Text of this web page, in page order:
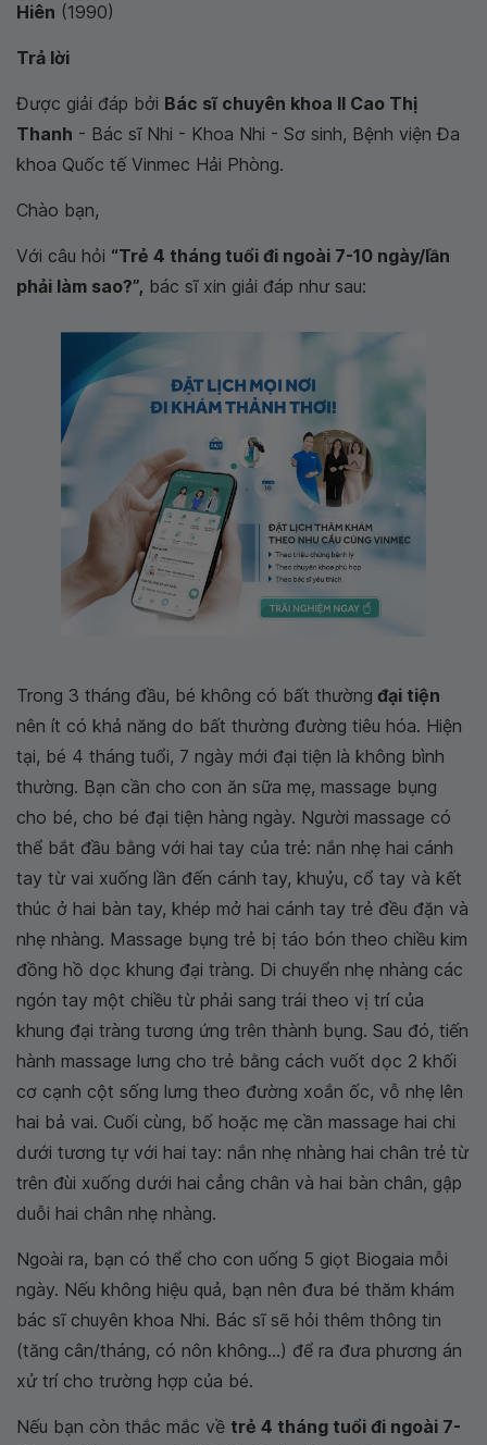
Hiên (1990)
Trả lời
Được giải đáp bởi Bác sĩ chuyên khoa II Cao Thị
Thanh - Bác sĩ Nhi - Khoa Nhi - Sơ sinh, Bệnh viện Đa
khoa Quốc tế Vinmec Hải Phòng.
Chào bạn,
Với câu hỏi “Trẻ 4 tháng tuổi đi ngoài 7-10 ngày/lần
phải làm sao?”, bác sĩ xin giải đáp như sau:
Trong 3 tháng đầu, bé không có bất thường đại tiện
nên ít có khả năng do bất thường đường tiêu hóa. Hiện
tại, bé 4 tháng tuổi, 7 ngày mới đại tiện là không bình
thường. Bạn cần cho con ăn sữa mẹ, massage bụng
cho bé, cho bé đại tiện hàng ngày. Người massage có
thể bắt đầu bằng với hai tay của trẻ: nắn nhẹ hai cánh
tay từ vai xuống lần đến cánh tay, khuỷu, cổ tay và kết
thúc ở hai bàn tay, khép mở hai cánh tay trẻ đều đặn và
nhẹ nhàng. Massage bụng trẻ bị táo bón theo chiều kim
đồng hồ dọc khung đại tràng. Di chuyển nhẹ nhàng các
ngón tay một chiều từ phải sang trái theo vị trí của
khung đại tràng tương ứng trên thành bụng. Sau đó, tiến
hành massage lưng cho trẻ bằng cách vuốt dọc 2 khối
cơ cạnh cột sống lưng theo đường xoắn ốc, vỗ nhẹ lên
hai bả vai. Cuối cùng, bố hoặc mẹ cần massage hai chi
dưới tương tự với hai tay: nắn nhẹ nhàng hai chân trẻ từ
trên đùi xuống dưới hai cẳng chân và hai bàn chân, gập
duỗi hai chân nhẹ nhàng.
Ngoài ra, bạn có thể cho con uống 5 giọt Biogaia mỗi
ngày. Nếu không hiệu quả, bạn nên đưa bé thăm khám
bác sĩ chuyên khoa Nhi. Bác sĩ sẽ hỏi thêm thông tin
(tăng cân/tháng, có nôn không...) để ra đưa phương án
xử trí cho trường hợp của bé.
Nếu bạn còn thắc mắc về trẻ 4 tháng tuổi đi ngoài 7-